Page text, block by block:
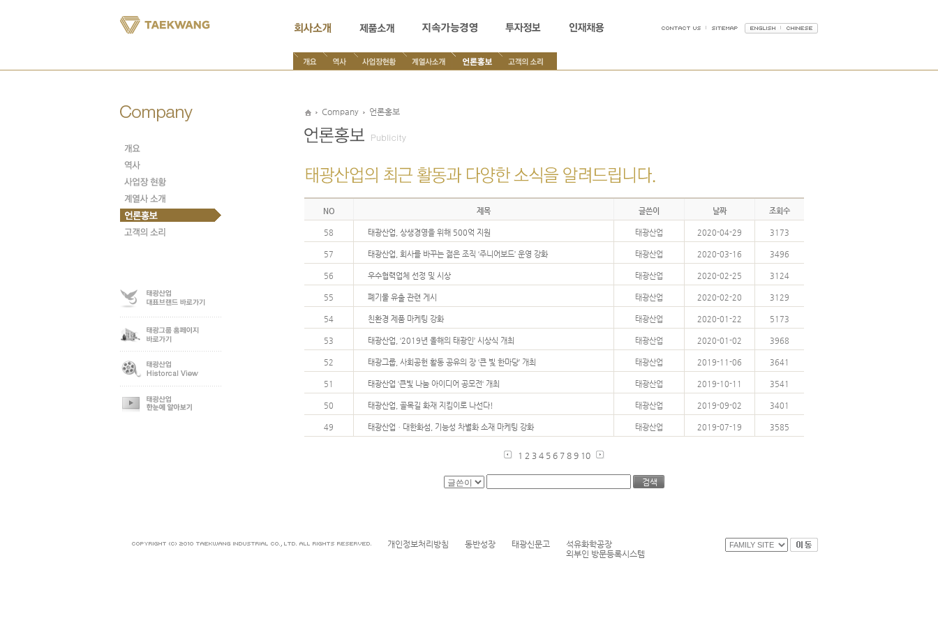
기
Company 언론홍보
NO 제목 글쓴이 날짜 조회수
58 태광산업, 상생경영을 위해 500억 지원 태광산업 2020-04-29 3173
57 태광산업, 회사를 바꾸는 젊은 조직 ‘주니어보드’ 운영 강화 태광산업 2020-03-16 3496
56 우수협력업체 선정 및 시상 태광산업 2020-02-25 3124
55 폐기물 유출 관련 게시 태광산업 2020-02-20 3129
54 친환경 제품 마케팅 강화 태광산업 2020-01-22 5173
53 태광산업, ‘2019년 올해의 태광인’ 시상식 개최 태광산업 2020-01-02 3968
52 태광그룹, 사회공헌 활동 공유의 장 ‘큰 빛 한마당’ 개최 태광산업 2019-11-06 3641
51 태광산업 ‘큰빛 나눔 아이디어 공모전‘ 개최 태광산업 2019-10-11 3541
50 태광산업, 골목길 화재 지킴이로 나선다! 태광산업 2019-09-02 3401
49 태광산업ㆍ대한화섬, 기능성 차별화 소재 마케팅 강화 태광산업 2019-07-19 3585
1 2 3 4 5 6 7 8 9 10
개인정보처리방침 동반성장 태광신문고
석유화학공장
외부인 방문등록시스템